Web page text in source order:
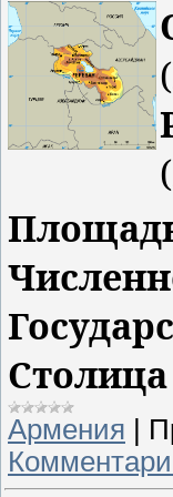
(
Столица
Армения